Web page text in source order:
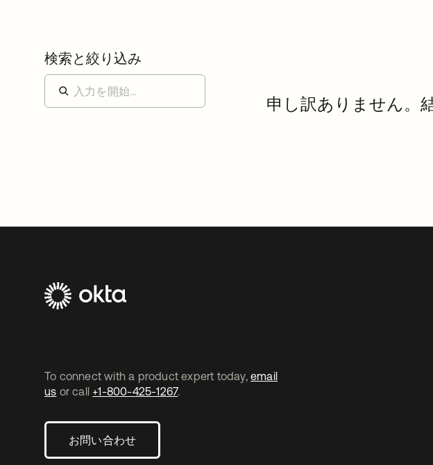
検索と絞り込み
申し訳ありません。
To connect with a product expert today, email
us or call +1-800-425-1267.
お問い合わせ